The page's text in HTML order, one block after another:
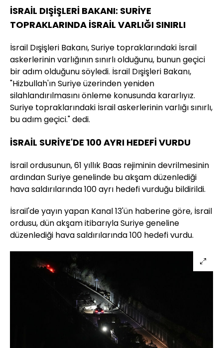
İSRAİL DIŞİŞLERİ BAKANI: SURİYE
TOPRAKLARINDA İSRAİL VARLIĞI SINIRLI
İsrail Dışişleri Bakanı, Suriye topraklarındaki İsrail
askerlerinin varlığının sınırlı olduğunu, bunun geçici
bir adım olduğunu söyledi. İsrail Dışişleri Bakanı,
"Hizbullah'ın Suriye üzerinden yeniden
silahlandırılmasını önleme konusunda kararlıyız.
Suriye topraklarındaki İsrail askerlerinin varlığı sınırlı,
bu adım geçici." dedi.
İSRAİL SURİYE'DE 100 AYRI HEDEFİ VURDU
İsrail ordusunun, 61 yıllık Baas rejiminin devrilmesinin
ardından Suriye genelinde bu akşam düzenlediği
hava saldırılarında 100 ayrı hedefi vurduğu bildirildi.
İsrail'de yayın yapan Kanal 13'ün haberine göre, İsrail
ordusu, dün akşam itibarıyla Suriye geneline
düzenlediği hava saldırılarında 100 hedefi vurdu.